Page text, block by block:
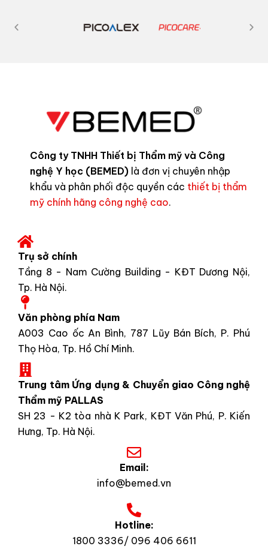
Công ty TNHH Thiết bị Thẩm mỹ và Công
nghệ Y học (BEMED) là đơn vị chuyên nhập
khẩu và phân phối độc quyền các thiết bị thẩm
mỹ chính hãng công nghệ cao.
Trụ sở chính
Tầng 8 - Nam Cường Building - KĐT Dương Nội,
Tp. Hà Nội.
Văn phòng phía Nam
A003 Cao ốc An Bình, 787 Lũy Bán Bích, P. Phú
Thọ Hòa, Tp. Hồ Chí Minh.
Trung tâm Ứng dụng & Chuyển giao Công nghệ
Thẩm mỹ PALLAS
SH 23 - K2 tòa nhà K Park, KĐT Văn Phú, P. Kiến
Hưng, Tp. Hà Nội.
Email:
info@bemed.vn
Hotline:
1800 3336/ 096 406 6611